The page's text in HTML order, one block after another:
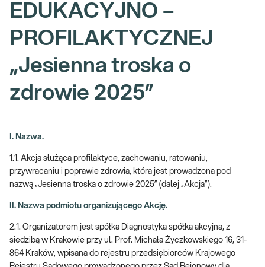
EDUKACYJNO –
PROFILAKTYCZNEJ
„Jesienna troska o
zdrowie 2025”
I. Nazwa.
1.1. Akcja służąca profilaktyce, zachowaniu, ratowaniu,
przywracaniu i poprawie zdrowia, która jest prowadzona pod
nazwą „Jesienna troska o zdrowie 2025” (dalej „Akcja”).
II. Nazwa podmiotu organizującego Akcję.
2.1. Organizatorem jest spółka Diagnostyka spółka akcyjna, z
siedzibą w Krakowie przy ul. Prof. Michała Życzkowskiego 16, 31-
864 Kraków, wpisana do rejestru przedsiębiorców Krajowego